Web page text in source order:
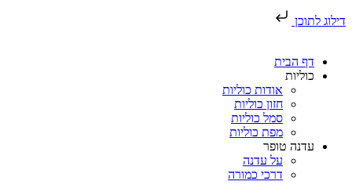
דילוג לתוכן
דף הבית
כוליות
אודות כוליות
חזון כוליות
סמל כוליות
מפת כוליות
עדנה טופר
על עדנה
דרכי כמורה